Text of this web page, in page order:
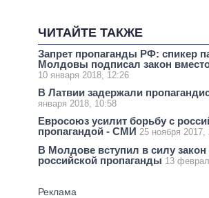
ЧИТАЙТЕ ТАКЖЕ
Запрет пропаганды РФ: спикер
Молдовы подписал закон
10 января 2018, 12:26
В Латвии задержали
января 2018, 10:58
Евросоюз усилит борьбу с
пропагандой - СМИ 25 ноября 2017,
В Молдове вступил в силу закон
российской пропаганды 13